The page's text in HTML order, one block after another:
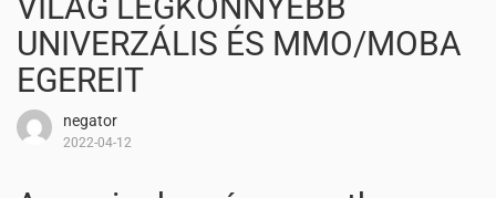
UNIVERZÁLIS ÉS MMO/MOBA
EGEREIT
negator
2022-04-12